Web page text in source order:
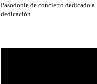
Pasodoble de concierto dedicado
dedicación.